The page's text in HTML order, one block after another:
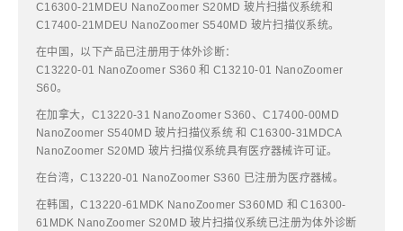
C16300-21MDEU NanoZoomer S20MD 玻片扫描仪系统和
C17400-21MDEU NanoZoomer S540MD 玻片扫描仪系统。
在中国，以下产品已注册用于体外诊断：
C13220-01 NanoZoomer S360 和 C13210-01 NanoZoomer
S60。
在加拿大，C13220-31 NanoZoomer S360、C17400-00MD
NanoZoomer S540MD 玻片扫描仪系统 和 C16300-31MDCA
NanoZoomer S20MD 玻片扫描仪系统具有医疗器械许可证。
在台湾，C13220-01 NanoZoomer S360 已注册为医疗器械。
在韩国，C13220-61MDK NanoZoomer S360MD 和 C16300-
61MDK NanoZoomer S20MD 玻片扫描仪系统已注册为体外诊断